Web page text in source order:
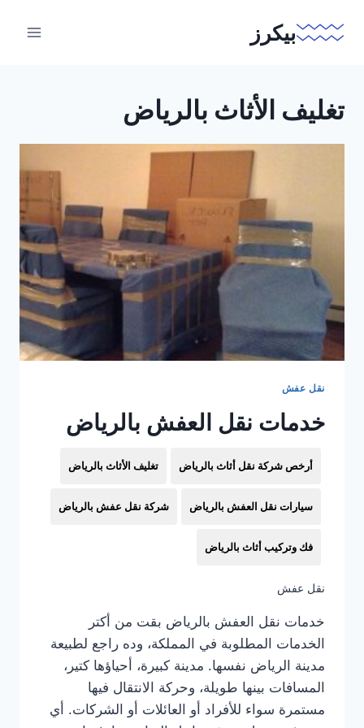
بيكرز
تغليف الأثاث بالرياض
نقل عفش
خدمات نقل العفش بالرياض
أرخص شركة نقل أثاث بالرياض تغليف الأثاث بالرياض
سيارات نقل العفش بالرياض شركة نقل عفش بالرياض
فك وتركيب أثاث بالرياض
نقل عفش
خدمات نقل العفش بالرياض بقت من أكتر
الخدمات المطلوبة في المملكة، وده راجع لطبيعة
مدينة الرياض نفسها. مدينة كبيرة، أحياؤها كتير،
المسافات بينها طويلة، وحركة الانتقال فيها
مستمرة سواء للأفراد أو العائلات أو الشركات. أي